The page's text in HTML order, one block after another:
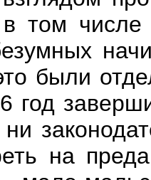
в том
были
год
на